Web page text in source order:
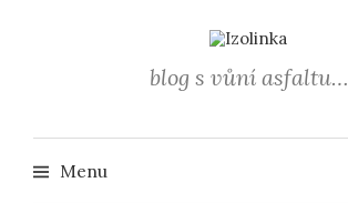
blog s vůní asfaltu…
Menu